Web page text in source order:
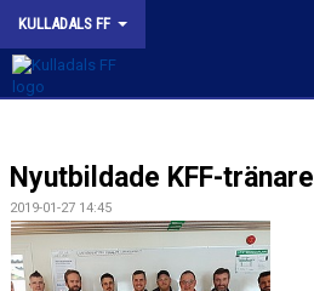
KULLADALS FF
OM KLUBBEN
NYHETER
KONTAKT
Nyutbildade KFF-tränare
2019-01-27 14:45